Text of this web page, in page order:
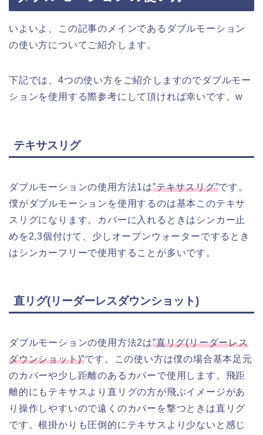
いよいよ、この記事のメインであるダブルモーション
の使い方についてご紹介します。
下記では、4つの使い方をご紹介しますのでダブルモー
ションを使用する際参考にして頂ければ幸いです。w
テキサスリグ
ダブルモーションの使用方法1は”テキサスリグ”です。
僕がダブルモーションを使用するのは基本このテキサ
スリグになります。カバーに入れるときはシンカー止
めを2,3個付けて、少しオープンウォーターでするとき
はシンカーフリーで使用することが多いです。
直リグ(リーダーレスダウンショット)
ダブルモーションの使用方法2は”直リグ(リーダーレス
ダウンショット)”です。この使い方は僕の場合基本足元
のカバーや少し距離のあるカバーで使用します。飛距
離的にもテキサスより直リグの方が飛ぶイメージがあ
り操作しやすいので遠くのカバーを撃つときは直リグ
です。根掛かりも圧倒的にテキサスより少ないと感じ